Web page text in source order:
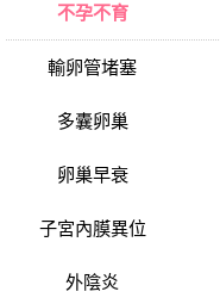
不孕不育
輸卵管堵塞
多囊卵巢
卵巢早衰
子宮內膜異位
外陰炎